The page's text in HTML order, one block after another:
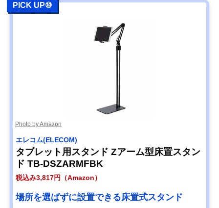
PICK UP⑩
Photo by Amazon
エレコム(ELECOM)
タブレット用スタンド Zアーム型床置スタン
ド TB-DSZARMFBK
税込み3,817円（Amazon）
場所を選ばずに設置できる床置式スタンド